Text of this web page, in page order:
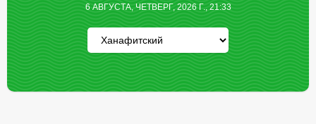
6 АВГУСТА, ЧЕТВЕРГ, 2026 Г., 21:33